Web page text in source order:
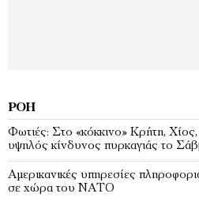
ΡΟΉ
Φωτιές: Στο «κόκκινο» Κρήτη,
υψηλός κίνδυνος πυρκαγιάς το
Αμερικανικές υπηρεσίες
σε χώρα του ΝΑΤΟ